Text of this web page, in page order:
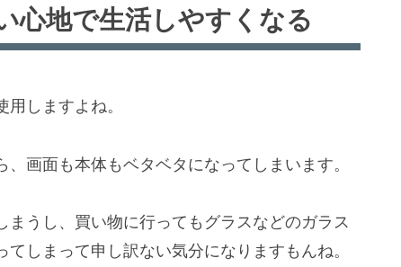
心地で生活しやすくなる
しますよね。
画面も本体もベタベタになってしまいます。
うし、買い物に行ってもグラスなどのガラス
しまって申し訳ない気分になりますもんね。